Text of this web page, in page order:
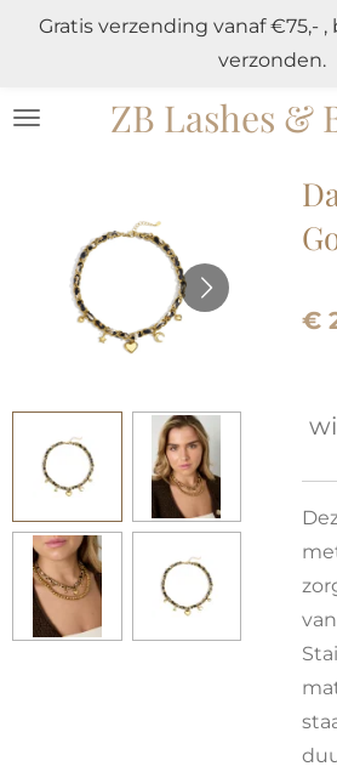
de
ZB Lashes &
Gratis verzending vanaf €75,-
verzonden.
€